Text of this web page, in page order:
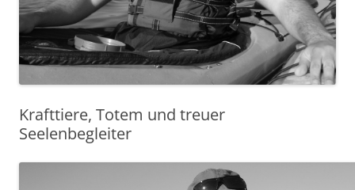
Krafttiere, Totem und treuer
Seelenbegleiter